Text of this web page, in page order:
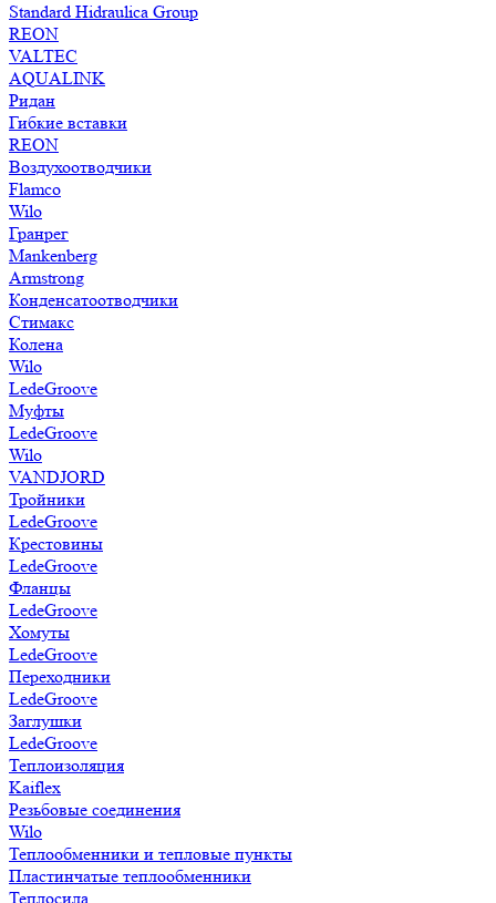
Standard Hidraulica Group
REON
VALTEC
AQUALINK
Ридан
Гибкие вставки
REON
Воздухоотводчики
Flamco
Wilo
Гранрег
Mankenberg
Armstrong
Конденсатоотводчики
Стимакс
Колена
Wilo
LedeGroove
Муфты
LedeGroove
Wilo
VANDJORD
Тройники
LedeGroove
Крестовины
LedeGroove
Фланцы
LedeGroove
Хомуты
LedeGroove
Переходники
LedeGroove
Заглушки
LedeGroove
Теплоизоляция
Kaiflex
Резьбовые соединения
Wilo
Теплообменники и тепловые пункты
Пластинчатые теплообменники
Теплосила